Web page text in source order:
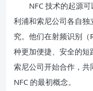
NFC 技术的起源可
利浦和索尼公司各自
究。他们在射频识别
种更加便捷、安全的
索尼公司开始合作，共
NFC 的最初概念。